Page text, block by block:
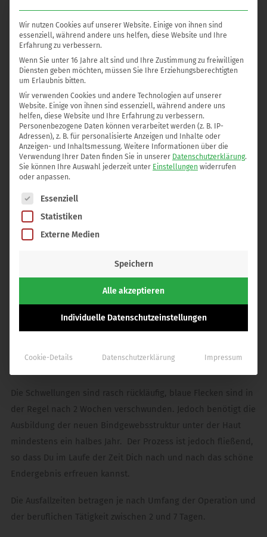
Blutgefäße. Die Lösung wirkt eine halbe Stunde ein.
Anschließend beginnt Frau Dr. Omar mit demLaserverfahren
im Fettgewebe
und unterhalb der Haut .
Nachdem das Fettgewebe ausreichend behandelt wurde,
erfolgt dieKörperformung. Hierbei wird dasverflüssigte Fett
abgesaugtund das Bein schlank und wohl geformt.
Der Zugang unter die Haut erfolgt über kleinste Einschnitte in
der Haut von ca. 4mm.
Diese werden zum Abschluß der Operation wieder vernäht.
6. Der Behandlungsablauf: Was Sie erwarten können
Die innovative Laserlipolyse bietet Dir die Möglichkeit, Deine
Beinform nachhaltig zu verbessern.
Die postoperative Schwellung , die der Körper immer für die
Heilung entwickelt, sowie die Schmerzen sind deutlich
Es fühlt sich an „wie ein starker Muskelkater“. Für den
Zeitraum von6 Wochen ist die Kompressionshosezu tragen.
Die Schwellungen sind rasch rückläufig, blaue Flecken sind in
der Regel nach 2 Wochen verschwunden. Jedoch benötigt die
Ausbildung der neuen Bindgewebsstruktur unter der Haut
mindestens ein halbes Jahr. Der Prozess ist jedoch fließend,
so dass Du im Laufe der Zeit Dich nach und nach das schöne
Endergebnis erfreuen kannst.
Die Ausfallzeiten betragen je nach Umfang der Operation und
der beruflichen Tätigkeit zwischen 2 und 7 Tagen.
Wir nutzen Cookies auf unserer Website. Einige von ihnen sind
essenziell, während andere uns helfen, diese Website und Ihre
Erfahrung zu verbessern.
Wenn Sie unter 16 Jahre alt sind und Ihre Zustimmung zu freiwilligen
Diensten geben möchten, müssen Sie Ihre Erziehungsberechtigten
um Erlaubnis bitten.
Wir verwenden Cookies und andere Technologien auf unserer
Website. Einige von ihnen sind essenziell, während andere uns
helfen, diese Website und Ihre Erfahrung zu verbessern.
Personenbezogene Daten können verarbeitet werden (z. B. IP-
Adressen), z. B. für personalisierte Anzeigen und Inhalte oder
Anzeigen- und Inhaltsmessung. Weitere Informationen über die
Verwendung Ihrer Daten finden Sie in unserer Datenschutzerklärung.
Sie können Ihre Auswahl jederzeit unter Einstellungen widerrufen
oder anpassen.
Es folgt eine Liste der Service-Gruppen, für die eine
Essenziell
Statistiken
Externe Medien
Speichern
Alle akzeptieren
Individuelle Datenschutzeinstellungen
Cookie-Details Datenschutzerklärung Impressum